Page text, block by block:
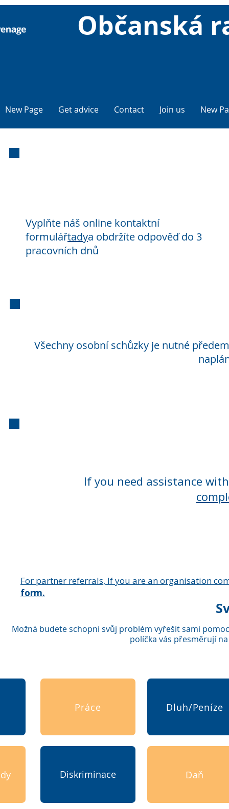
Občanská
New Page Get advice Contact Join us New
Vyplňte náš online kontaktní
formulářtadya obdržíte odpověď do 3
pracovních dnů
Všechny osobní schůzky je nutné
If you need assistance
For partner referrals, If you are an organisation
form.
Možná budete schopni svůj problém vyřešit sami
políčka vás přesměrují
Práce Dluh/Peníze
Diskriminace Daň